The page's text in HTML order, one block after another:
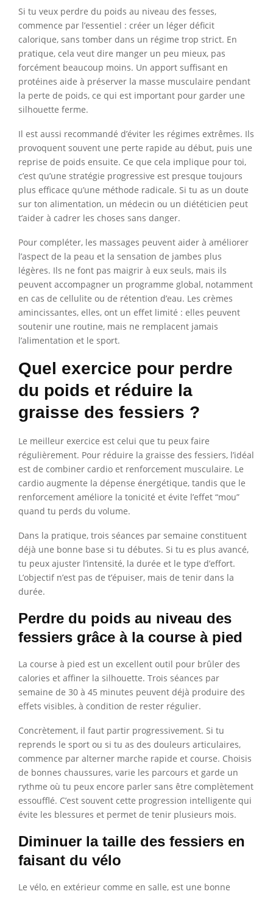
Si tu veux perdre du poids au niveau des fesses,
commence par l’essentiel : créer un léger déficit
calorique, sans tomber dans un régime trop strict. En
pratique, cela veut dire manger un peu mieux, pas
forcément beaucoup moins. Un apport suffisant en
protéines aide à préserver la masse musculaire pendant
la perte de poids, ce qui est important pour garder une
silhouette ferme.
Il est aussi recommandé d’éviter les régimes extrêmes. Ils
provoquent souvent une perte rapide au début, puis une
reprise de poids ensuite. Ce que cela implique pour toi,
c’est qu’une stratégie progressive est presque toujours
plus efficace qu’une méthode radicale. Si tu as un doute
sur ton alimentation, un médecin ou un diététicien peut
t’aider à cadrer les choses sans danger.
Pour compléter, les massages peuvent aider à améliorer
l’aspect de la peau et la sensation de jambes plus
légères. Ils ne font pas maigrir à eux seuls, mais ils
peuvent accompagner un programme global, notamment
en cas de cellulite ou de rétention d’eau. Les crèmes
amincissantes, elles, ont un effet limité : elles peuvent
soutenir une routine, mais ne remplacent jamais
l’alimentation et le sport.
Quel exercice pour perdre
du poids et réduire la
graisse des fessiers ?
Le meilleur exercice est celui que tu peux faire
régulièrement. Pour réduire la graisse des fessiers, l’idéal
est de combiner cardio et renforcement musculaire. Le
cardio augmente la dépense énergétique, tandis que le
renforcement améliore la tonicité et évite l’effet “mou”
quand tu perds du volume.
Dans la pratique, trois séances par semaine constituent
déjà une bonne base si tu débutes. Si tu es plus avancé,
tu peux ajuster l’intensité, la durée et le type d’effort.
L’objectif n’est pas de t’épuiser, mais de tenir dans la
durée.
Perdre du poids au niveau des
fessiers grâce à la course à pied
La course à pied est un excellent outil pour brûler des
calories et affiner la silhouette. Trois séances par
semaine de 30 à 45 minutes peuvent déjà produire des
effets visibles, à condition de rester régulier.
Concrètement, il faut partir progressivement. Si tu
reprends le sport ou si tu as des douleurs articulaires,
commence par alterner marche rapide et course. Choisis
de bonnes chaussures, varie les parcours et garde un
rythme où tu peux encore parler sans être complètement
essoufflé. C’est souvent cette progression intelligente qui
évite les blessures et permet de tenir plusieurs mois.
Diminuer la taille des fessiers en
faisant du vélo
Le vélo, en extérieur comme en salle, est une bonne